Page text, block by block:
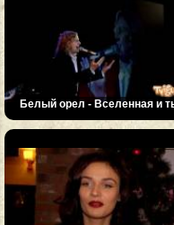
Белый орел - Вселенная и